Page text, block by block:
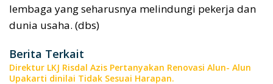
lembaga yang seharusnya melindungi pekerja dan
dunia usaha. (dbs)
Berita Terkait
Direktur LKJ Risdal Azis Pertanyakan Renovasi Alun- Alun
Upakarti dinilai Tidak Sesuai Harapan.